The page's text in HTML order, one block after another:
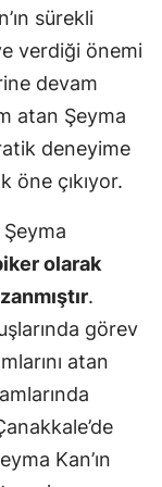
sürekli
verdiği önemi
devam
atan Şeyma
deneyime
öne çıkıyor.
olarak
.
görev
atan
Kan’ın